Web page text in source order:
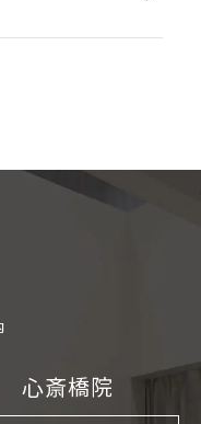
心斎橋院
心斎橋院